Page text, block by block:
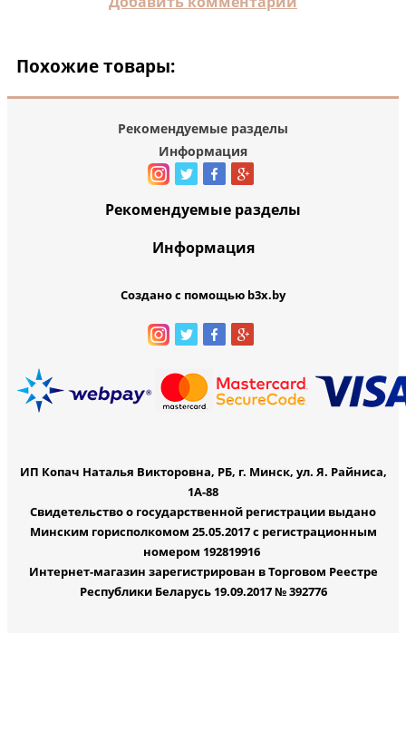
Похожие товары:
Рекомендуемые разделы
Информация
Рекомендуемые разделы
Информация
Создано с помощью b3x.by
ИП Копач Наталья Викторовна, РБ, г. Минск, ул. Я. Райниса,
1А-88
Свидетельство о государственной регистрации выдано
Минским горисполкомом 25.05.2017 с регистрационным
номером 192819916
Интернет-магазин зарегистрирован в Торговом Реестре
Республики Беларусь 19.09.2017 № 392776